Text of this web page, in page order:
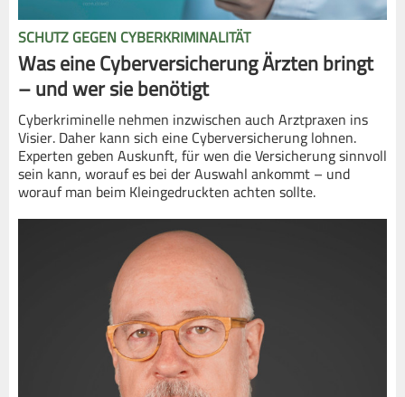
SCHUTZ GEGEN CYBERKRIMINALITÄT
Was eine Cyberversicherung Ärzten bringt
– und wer sie benötigt
Cyberkriminelle nehmen inzwischen auch Arztpraxen ins
Visier. Daher kann sich eine Cyberversicherung lohnen.
Experten geben Auskunft, für wen die Versicherung sinnvoll
sein kann, worauf es bei der Auswahl ankommt – und
worauf man beim Kleingedruckten achten sollte.